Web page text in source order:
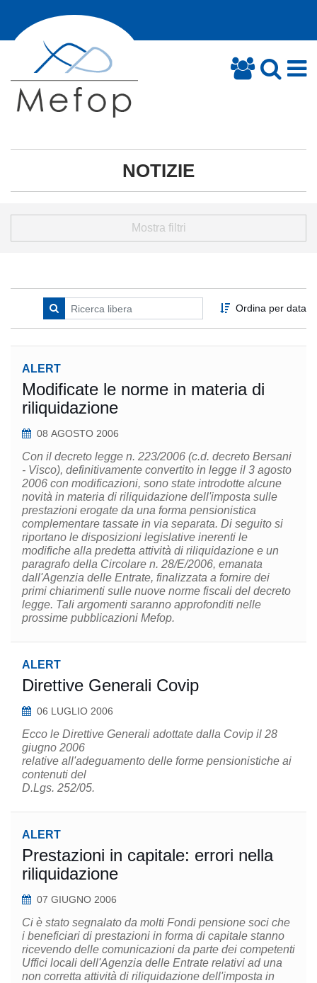
NOTIZIE
Mostra filtri
Ordina per data
ALERT
Modificate le norme in materia di
riliquidazione
08 AGOSTO 2006
Con il decreto legge n. 223/2006 (c.d. decreto Bersani
- Visco), definitivamente convertito in legge il 3 agosto
2006 con modificazioni, sono state introdotte alcune
novità in materia di riliquidazione dell'imposta sulle
prestazioni erogate da una forma pensionistica
complementare tassate in via separata. Di seguito si
riportano le disposizioni legislative inerenti le
modifiche alla predetta attività di riliquidazione e un
paragrafo della Circolare n. 28/E/2006, emanata
dall'Agenzia delle Entrate, finalizzata a fornire dei
primi chiarimenti sulle nuove norme fiscali del decreto
legge. Tali argomenti saranno approfonditi nelle
prossime pubblicazioni Mefop.
ALERT
Direttive Generali Covip
06 LUGLIO 2006
Ecco le Direttive Generali adottate dalla Covip il 28
giugno 2006
relative all'adeguamento delle forme pensionistiche ai
contenuti del
D.Lgs. 252/05.
ALERT
Prestazioni in capitale: errori nella
riliquidazione
07 GIUGNO 2006
Ci è stato segnalato da molti Fondi pensione soci che
i beneficiari di prestazioni in forma di capitale stanno
ricevendo delle comunicazioni da parte dei competenti
Uffici locali dell'Agenzia delle Entrate relativi ad una
non corretta attività di riliquidazione dell'imposta in